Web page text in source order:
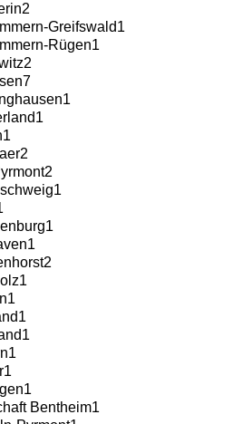
2
Greifswald1
Rügen1
2
7
1
1
1
2
2
1
1
1
2
1
1
1
1
1
1
1
Bentheim1